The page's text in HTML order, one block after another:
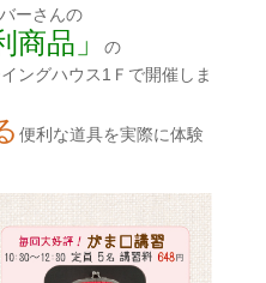
ーさんの
商品」
の
ングハウス1Ｆで開催しま
便利な道具を実際に体験